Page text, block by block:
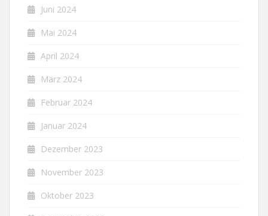
Juni 2024
Mai 2024
April 2024
März 2024
Februar 2024
Januar 2024
Dezember 2023
November 2023
Oktober 2023